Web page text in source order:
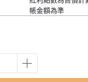
帳金額為準